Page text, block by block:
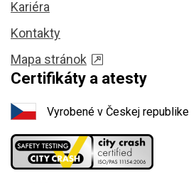
Kariéra
Kontakty
Mapa stránok
Certifikáty a atesty
Vyrobené v Českej republike